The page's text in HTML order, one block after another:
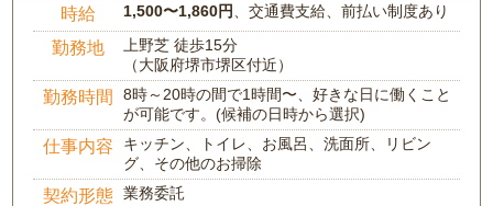
時給 1,500〜1,860円 、交通費支給、前払い制度あり
勤務地
上野芝 徒歩15分
（大阪府堺市堺区付近）
勤務時間
8時～20時の間で1時間〜、好きな日に働くこと
が可能です。(候補の日時から選択)
仕事内容
キッチン、トイレ、お風呂、洗面所、リビン
グ、その他のお掃除
契約形態 業務委託